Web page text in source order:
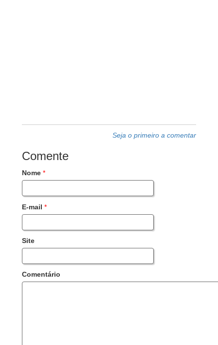
Seja o primeiro a comentar
Comente
Nome *
E-mail *
Site
Comentário